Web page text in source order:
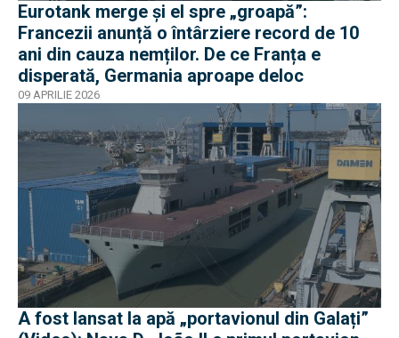
Eurotank merge și el spre „groapă”:
Francezii anunță o întârziere record de 10
ani din cauza nemților. De ce Franța e
disperată, Germania aproape deloc
09 APRILIE 2026
A fost lansat la apă „portavionul din Galați”